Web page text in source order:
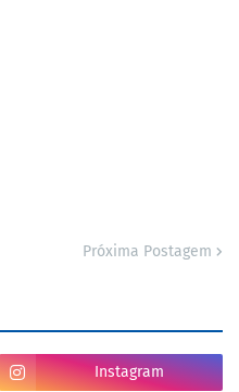
Próxima Postagem
Instagram